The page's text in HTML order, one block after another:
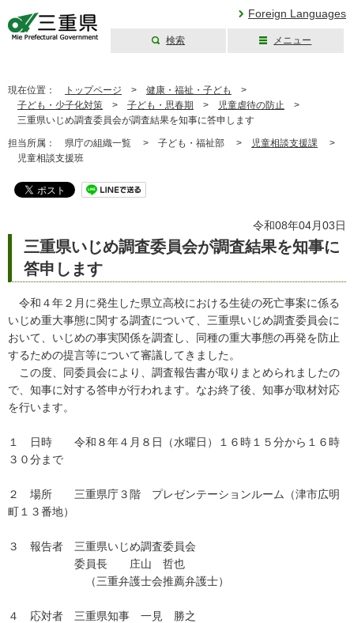
Foreign Languages
検索 メニュー
現在位置： トップページ > 健康・福祉・子ども
>
子ども・少子化対策 > 子ども・思春期 > 児童虐待の防止 >
三重県いじめ調査委員会が調査結果を知事に答申します
担当所属： 県庁の組織一覧 > 子ども・福祉部 > 児童相談支援課 >
児童相談支援班
令和08年04月03日
三重県いじめ調査委員会が調査結果を知事に
答申します
令和４年２月に発生した県立高校における生徒の死亡事案に係る
いじめ重大事態に関する調査について、三重県いじめ調査委員会に
おいて、いじめの事実関係を調査し、同種の重大事態の再発を防止
するための提言等について審議してきました。
この度、同委員会により、調査報告書が取りまとめられましたの
で、知事に対する答申が行われます。なお終了後、知事が取材対応
を行います。
１ 日時 令和８年４月８日（水曜日）１６時１５分から１６時
３０分まで
２ 場所 三重県庁３階 プレゼンテーションルーム（津市広明
町１３番地）
３ 報告者 三重県いじめ調査委員会
委員長 庄山 哲也
（三重弁護士会推薦弁護士）
４ 応対者 三重県知事 一見 勝之